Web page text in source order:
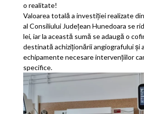
o realitate!
Valoarea totală a investiției realizate
al Consiliului Județean Hunedoara se
lei, iar la această sumă se adaugă o
destinată achiziționării angiografului și
echipamente necesare intervențiilor
specifice.